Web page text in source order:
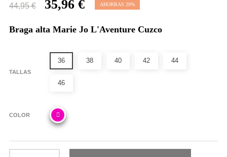
44,95 € 35,96 € AHORRAS 20%
Braga alta Marie Jo L'Aventure Cuzco
TALLAS
36 38 40 42 44
46
COLOR